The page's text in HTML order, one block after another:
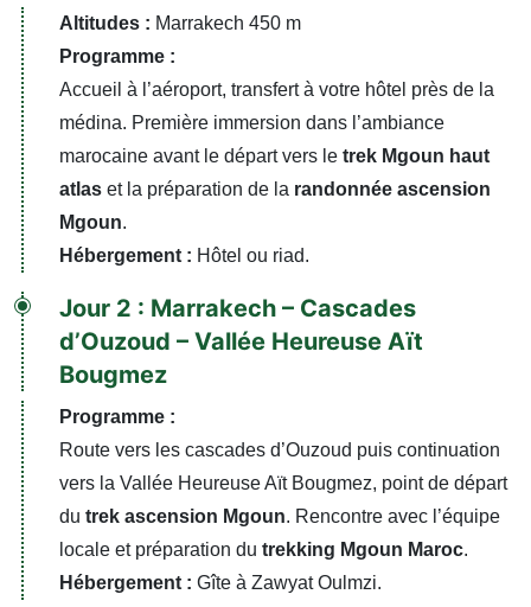
Altitudes : Marrakech 450 m
Programme :
Accueil à l’aéroport, transfert à votre hôtel près de la
médina. Première immersion dans l’ambiance
marocaine avant le départ vers le trek Mgoun haut
atlas et la préparation de la randonnée ascension
Mgoun.
Hébergement : Hôtel ou riad.
Jour 2 : Marrakech – Cascades
d’Ouzoud – Vallée Heureuse Aït
Bougmez
Programme :
Route vers les cascades d’Ouzoud puis continuation
vers la Vallée Heureuse Aït Bougmez, point de départ
du trek ascension Mgoun. Rencontre avec l’équipe
locale et préparation du trekking Mgoun Maroc.
Hébergement : Gîte à Zawyat Oulmzi.